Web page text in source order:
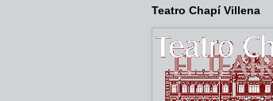
Teatro Chapí Villena